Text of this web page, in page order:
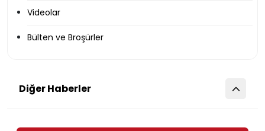
Videolar
Bülten ve Broşürler
Diğer Haberler